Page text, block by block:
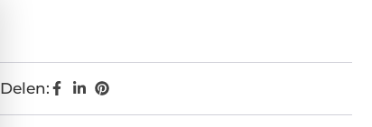
Delen: